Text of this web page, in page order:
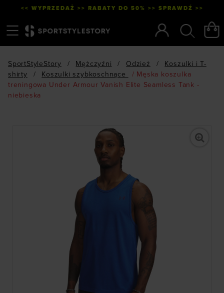
<< WYPRZEDAŻ >> RABATY DO 50% >> SPRAWDŹ >>
SportStyleStory / Mężczyźni / Odzież /
Koszulki i T-
shirty
/ Koszulki szybkoschnące / Męska koszulka
treningowa Under Armour Vanish Elite Seamless Tank -
niebieska